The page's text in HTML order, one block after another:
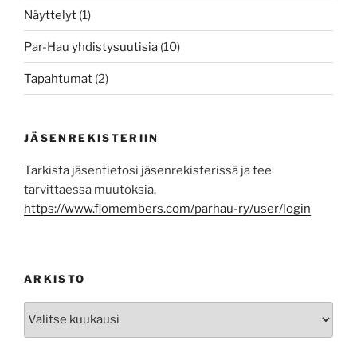
Näyttelyt (1)
Par-Hau yhdistysuutisia (10)
Tapahtumat (2)
JÄSENREKISTERIIN
Tarkista jäsentietosi jäsenrekisterissä ja tee
tarvittaessa muutoksia.
https://www.flomembers.com/parhau-ry/user/login
ARKISTO